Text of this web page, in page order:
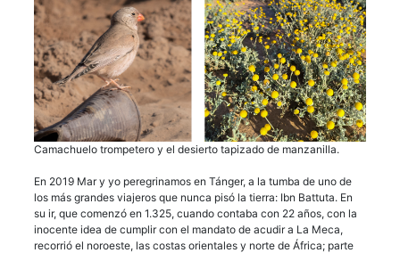
Camachuelo trompetero y el desierto tapizado de manzanilla.
En 2019 Mar y yo peregrinamos en Tánger, a la tumba de uno de
los más grandes viajeros que nunca pisó la tierra: Ibn Battuta. En
su ir, que comenzó en 1.325, cuando contaba con 22 años, con la
inocente idea de cumplir con el mandato de acudir a La Meca,
recorrió el noroeste, las costas orientales y norte de África; parte